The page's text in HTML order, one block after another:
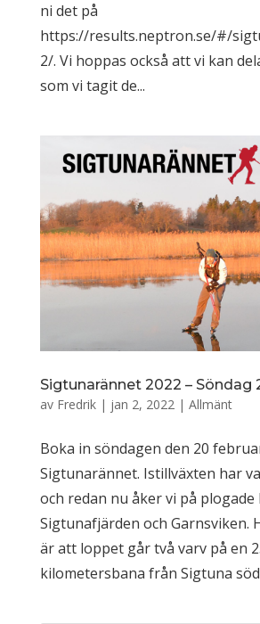
ni det på
https://results.neptron.se/#/
2/. Vi hoppas också att vi kan
som vi tagit de...
Sigtunarännet 2022 – Söndag
av Fredrik| jan 2, 2022| Allmänt
Boka in söndagen den 20
Sigtunarännet. Istillväxten har
och redan nu åker vi på plogade
Sigtunafjärden och Garnsviken.
är att loppet går två varv på en
kilometersbana från Sigtuna